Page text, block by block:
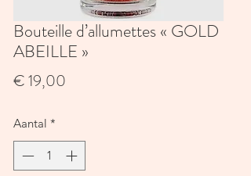
Bouteille d’allumettes « GOLD
ABEILLE »
€ 19,00
Aantal *